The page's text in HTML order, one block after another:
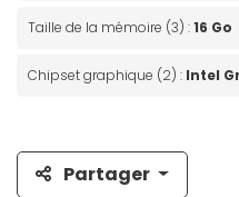
Taille de la mémoire (3) :16 Go
Chipset graphique (2) : Intel
Partager